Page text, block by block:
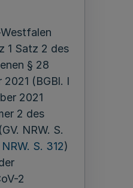
1 Satz 2 des
§ 28
(BGBl. I
2021
2 des
NRW. S.
NRW. S. 312)
2